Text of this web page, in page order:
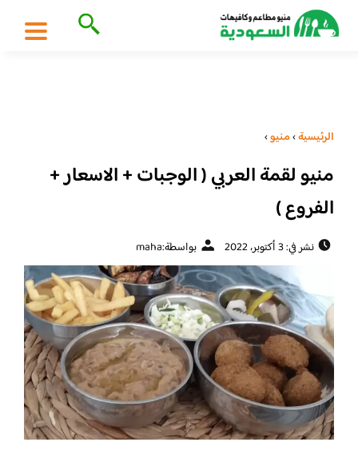
الرئيسية›منيو›
منيو لقمة العربي ( الوجبات + الاسعار +
الفروع )
نشر في: 3 أكتوبر، 2022 بواسطة:maha